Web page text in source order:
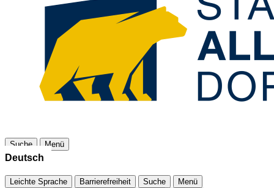
Suche Menü
Leichte Sprache Barrierefreiheit Suche Menü